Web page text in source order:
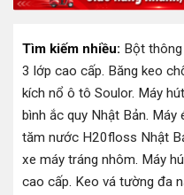
Tìm kiếm nhiều: Bột
3 lớp cao cấp. Băng keo
kích nổ ô tô Soulor. Máy
bình ắc quy Nhật Bản. Máy
tăm nước H20floss Nhật
xe máy tráng nhôm. Máy
cao cấp. Keo vá tường đa